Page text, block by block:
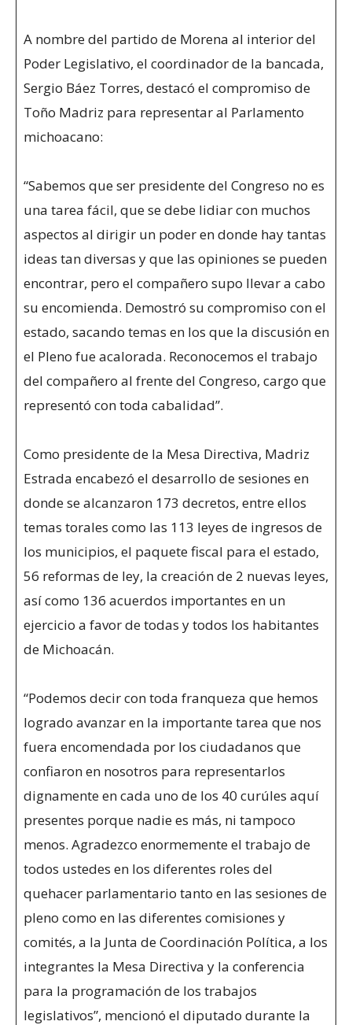
A nombre del partido de Morena al interior del
Poder Legislativo, el coordinador de la bancada,
Sergio Báez Torres, destacó el compromiso de
Toño Madriz para representar al Parlamento
michoacano:
“Sabemos que ser presidente del Congreso no es
una tarea fácil, que se debe lidiar con muchos
aspectos al dirigir un poder en donde hay tantas
ideas tan diversas y que las opiniones se pueden
encontrar, pero el compañero supo llevar a cabo
su encomienda. Demostró su compromiso con el
estado, sacando temas en los que la discusión en
el Pleno fue acalorada. Reconocemos el trabajo
del compañero al frente del Congreso, cargo que
representó con toda cabalidad”.
Como presidente de la Mesa Directiva, Madriz
Estrada encabezó el desarrollo de sesiones en
donde se alcanzaron 173 decretos, entre ellos
temas torales como las 113 leyes de ingresos de
los municipios, el paquete fiscal para el estado,
56 reformas de ley, la creación de 2 nuevas leyes,
así como 136 acuerdos importantes en un
ejercicio a favor de todas y todos los habitantes
de Michoacán.
“Podemos decir con toda franqueza que hemos
logrado avanzar en la importante tarea que nos
fuera encomendada por los ciudadanos que
confiaron en nosotros para representarlos
dignamente en cada uno de los 40 curúles aquí
presentes porque nadie es más, ni tampoco
menos. Agradezco enormemente el trabajo de
todos ustedes en los diferentes roles del
quehacer parlamentario tanto en las sesiones de
pleno como en las diferentes comisiones y
comités, a la Junta de Coordinación Política, a los
integrantes la Mesa Directiva y la conferencia
para la programación de los trabajos
legislativos”, mencionó el diputado durante la